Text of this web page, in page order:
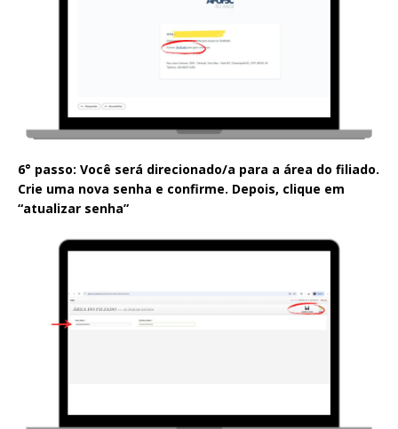
6° passo: Você será direcionado/a para a área do filiado.
Crie uma nova senha e confirme. Depois, clique em
“atualizar senha”